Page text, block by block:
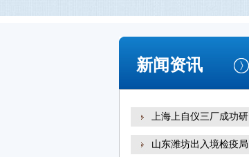
新闻资讯
上海上自仪三厂成功研
山东潍坊出入境检疫局